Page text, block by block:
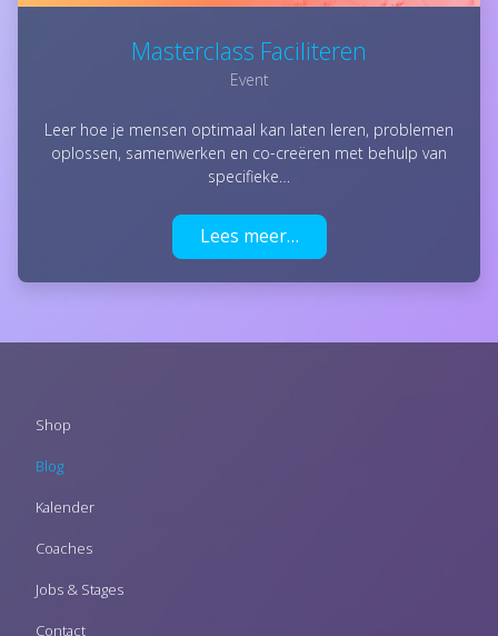
Masterclass Faciliteren
Event
Leer hoe je mensen optimaal kan laten leren, problemen
oplossen, samenwerken en co-creëren met behulp van
specifieke…
Lees meer…
Footer
Shop
Blog
Kalender
Coaches
Jobs & Stages
Contact